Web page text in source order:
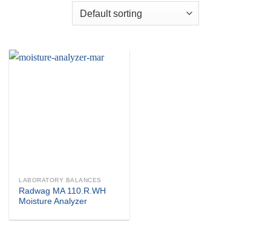
LABORATORY BALANCES
Radwag MA 110.R.WH
Moisture Analyzer